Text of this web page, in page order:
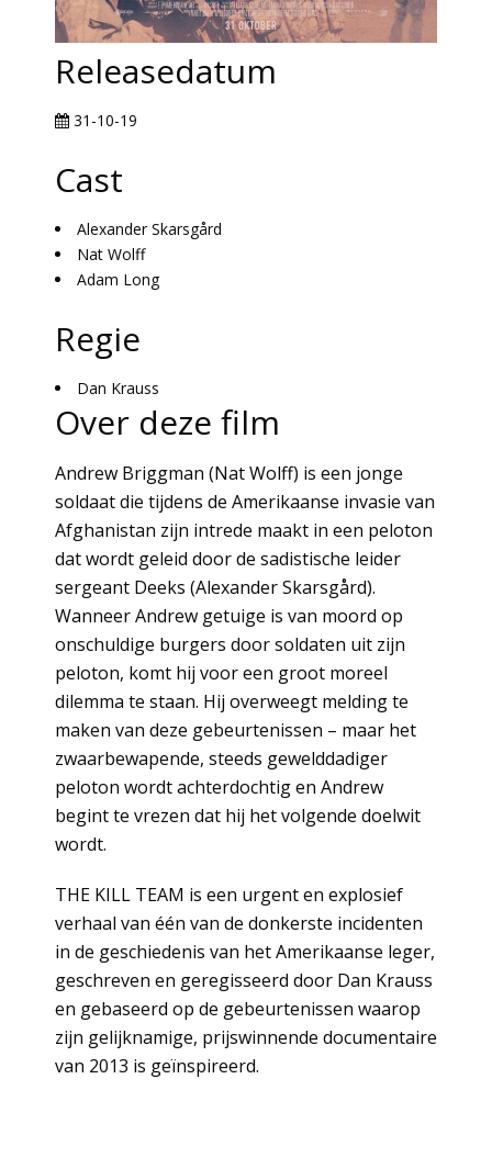
Releasedatum
31-10-19
Cast
Alexander Skarsgård
Nat Wolff
Adam Long
Regie
Dan Krauss
Over deze film
Andrew Briggman (Nat Wolff) is een jonge
soldaat die tijdens de Amerikaanse invasie van
Afghanistan zijn intrede maakt in een peloton
dat wordt geleid door de sadistische leider
sergeant Deeks (Alexander Skarsgård).
Wanneer Andrew getuige is van moord op
onschuldige burgers door soldaten uit zijn
peloton, komt hij voor een groot moreel
dilemma te staan. Hij overweegt melding te
maken van deze gebeurtenissen – maar het
zwaarbewapende, steeds gewelddadiger
peloton wordt achterdochtig en Andrew
begint te vrezen dat hij het volgende doelwit
wordt.
THE KILL TEAM is een urgent en explosief
verhaal van één van de donkerste incidenten
in de geschiedenis van het Amerikaanse leger,
geschreven en geregisseerd door Dan Krauss
en gebaseerd op de gebeurtenissen waarop
zijn gelijknamige, prijswinnende documentaire
van 2013 is geïnspireerd.